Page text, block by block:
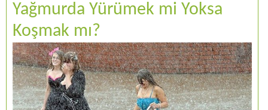
Yağmurda Yürümek mi Yoksa
Koşmak mı?